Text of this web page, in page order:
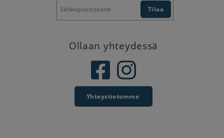
Ollaan yhteydessä
Yhteystietomme